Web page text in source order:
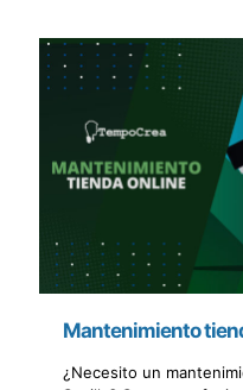
Mantenimiento
¿Necesito un